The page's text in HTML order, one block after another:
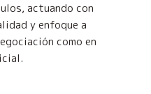
actuando con
y enfoque a
como en